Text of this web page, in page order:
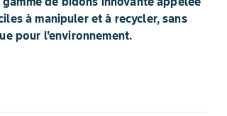
à manipuler et à recycler, sans
pour l'environnement.